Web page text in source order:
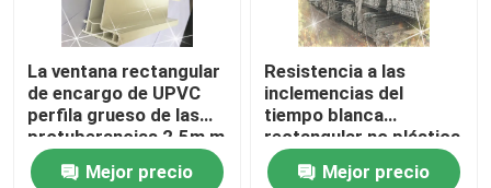
La ventana rectangular
de encargo de UPVC
perfila grueso de las
protuberancias 2.5m m
Mejor precio
Resistencia a las
inclemencias del
tiempo blanca
rectangular no plástica
de los perfiles de UPVC
Mejor precio